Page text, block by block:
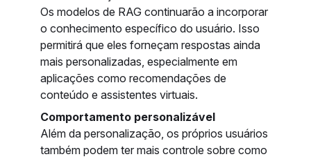
Os modelos de RAG continuarão a incorporar
o conhecimento específico do usuário. Isso
permitirá que eles forneçam respostas ainda
mais personalizadas, especialmente em
aplicações como recomendações de
conteúdo e assistentes virtuais.
Comportamento personalizável
Além da personalização, os próprios usuários
também podem ter mais controle sobre como